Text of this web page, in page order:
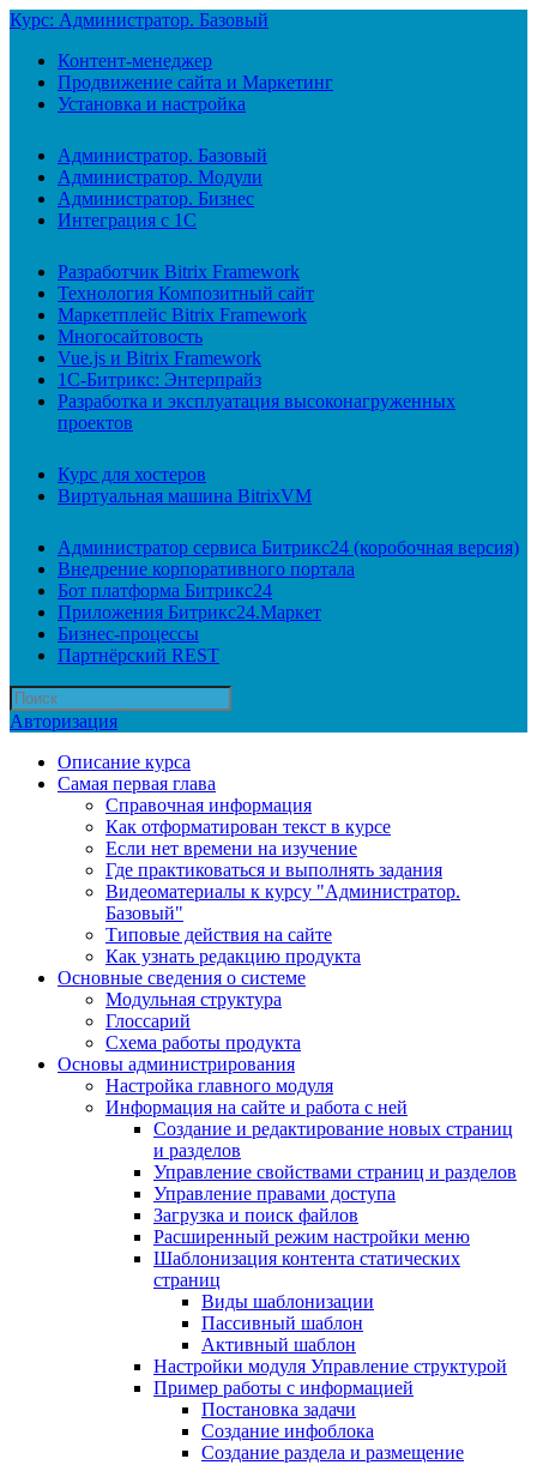
Курс: Администратор. Базовый
Контент-менеджер
Продвижение сайта и Маркетинг
Установка и настройка
Администратор. Базовый
Администратор. Модули
Администратор. Бизнес
Интеграция с 1С
Разработчик Bitrix Framework
Технология Композитный сайт
Маркетплейс Bitrix Framework
Многосайтовость
Vue.js и Bitrix Framework
1С-Битрикс: Энтерпрайз
Разработка и эксплуатация высоконагруженных
проектов
Курс для хостеров
Виртуальная машина BitrixVM
Администратор сервиса Битрикс24 (коробочная версия)
Внедрение корпоративного портала
Бот платформа Битрикс24
Приложения Битрикс24.Маркет
Бизнес-процессы
Партнёрский REST
Авторизация
Описание курса
Самая первая глава
Справочная информация
Как отформатирован текст в курсе
Если нет времени на изучение
Где практиковаться и выполнять задания
Видеоматериалы к курсу "Администратор.
Базовый"
Типовые действия на сайте
Как узнать редакцию продукта
Основные сведения о системе
Модульная структура
Глоссарий
Схема работы продукта
Основы администрирования
Настройка главного модуля
Информация на сайте и работа с ней
Создание и редактирование новых страниц
и разделов
Управление свойствами страниц и разделов
Управление правами доступа
Загрузка и поиск файлов
Расширенный режим настройки меню
Шаблонизация контента статических
страниц
Виды шаблонизации
Пассивный шаблон
Активный шаблон
Настройки модуля Управление структурой
Пример работы с информацией
Постановка задачи
Создание инфоблока
Создание раздела и размещение